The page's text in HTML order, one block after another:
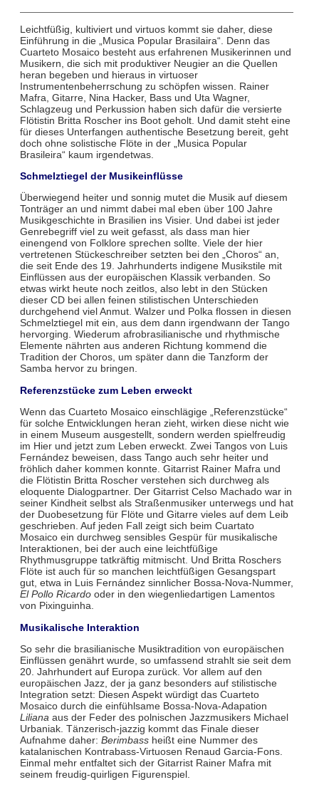
Leichtfüßig, kultiviert und virtuos kommt sie daher, diese
Einführung in die „Musica Popular Brasilaira“. Denn das
Cuarteto Mosaico besteht aus erfahrenen Musikerinnen und
Musikern, die sich mit produktiver Neugier an die Quellen
heran begeben und hieraus in virtuoser
Instrumentenbeherrschung zu schöpfen wissen. Rainer
Mafra, Gitarre, Nina Hacker, Bass und Uta Wagner,
Schlagzeug und Perkussion haben sich dafür die versierte
Flötistin Britta Roscher ins Boot geholt. Und damit steht eine
für dieses Unterfangen authentische Besetzung bereit, geht
doch ohne solistische Flöte in der „Musica Popular
Brasileira“ kaum irgendetwas.
Schmelztiegel der Musikeinflüsse
Überwiegend heiter und sonnig mutet die Musik auf diesem
Tonträger an und nimmt dabei mal eben über 100 Jahre
Musikgeschichte in Brasilien ins Visier. Und dabei ist jeder
Genrebegriff viel zu weit gefasst, als dass man hier
einengend von Folklore sprechen sollte. Viele der hier
vertretenen Stückeschreiber setzten bei den „Choros“ an,
die seit Ende des 19. Jahrhunderts indigene Musikstile mit
Einflüssen aus der europäischen Klassik verbanden. So
etwas wirkt heute noch zeitlos, also lebt in den Stücken
dieser CD bei allen feinen stilistischen Unterschieden
durchgehend viel Anmut. Walzer und Polka flossen in diesen
Schmelztiegel mit ein, aus dem dann irgendwann der Tango
hervorging. Wiederum afrobrasilianische und rhythmische
Elemente nährten aus anderen Richtung kommend die
Tradition der Choros, um später dann die Tanzform der
Samba hervor zu bringen.
Referenzstücke zum Leben erweckt
Wenn das Cuarteto Mosaico einschlägige „Referenzstücke“
für solche Entwicklungen heran zieht, wirken diese nicht wie
in einem Museum ausgestellt, sondern werden spielfreudig
im Hier und jetzt zum Leben erweckt. Zwei Tangos von Luis
Fernández beweisen, dass Tango auch sehr heiter und
fröhlich daher kommen konnte. Gitarrist Rainer Mafra und
die Flötistin Britta Roscher verstehen sich durchweg als
eloquente Dialogpartner. Der Gitarrist Celso Machado war in
seiner Kindheit selbst als Straßenmusiker unterwegs und hat
der Duobesetzung für Flöte und Gitarre vieles auf dem Leib
geschrieben. Auf jeden Fall zeigt sich beim Cuartato
Mosaico ein durchweg sensibles Gespür für musikalische
Interaktionen, bei der auch eine leichtfüßige
Rhythmusgruppe tatkräftig mitmischt. Und Britta Roschers
Flöte ist auch für so manchen leichtfüßigen Gesangspart
gut, etwa in Luis Fernández sinnlicher Bossa-Nova-Nummer,
El Pollo Ricardooder in den wiegenliedartigen Lamentos
von Pixinguinha.
Musikalische Interaktion
So sehr die brasilianische Musiktradition von europäischen
Einflüssen genährt wurde, so umfassend strahlt sie seit dem
20. Jahrhundert auf Europa zurück. Vor allem auf den
europäischen Jazz, der ja ganz besonders auf stilistische
Integration setzt: Diesen Aspekt würdigt das Cuarteto
Mosaico durch die einfühlsame Bossa-Nova-Adapation
Liliana aus der Feder des polnischen Jazzmusikers Michael
Urbaniak. Tänzerisch-jazzig kommt das Finale dieser
Aufnahme daher: Berimbassheißt eine Nummer des
katalanischen Kontrabass-Virtuosen Renaud Garcia-Fons.
Einmal mehr entfaltet sich der Gitarrist Rainer Mafra mit
seinem freudig-quirligen Figurenspiel.